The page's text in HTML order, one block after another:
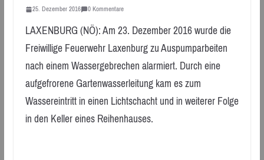
25. Dezember 2016 0 Kommentare
LAXENBURG (NÖ): Am 23. Dezember 2016 wurde die
Freiwillige Feuerwehr Laxenburg zu Auspumparbeiten
nach einem Wassergebrechen alarmiert. Durch eine
aufgefrorene Gartenwasserleitung kam es zum
Wassereintritt in einen Lichtschacht und in weiterer Folge
in den Keller eines Reihenhauses.